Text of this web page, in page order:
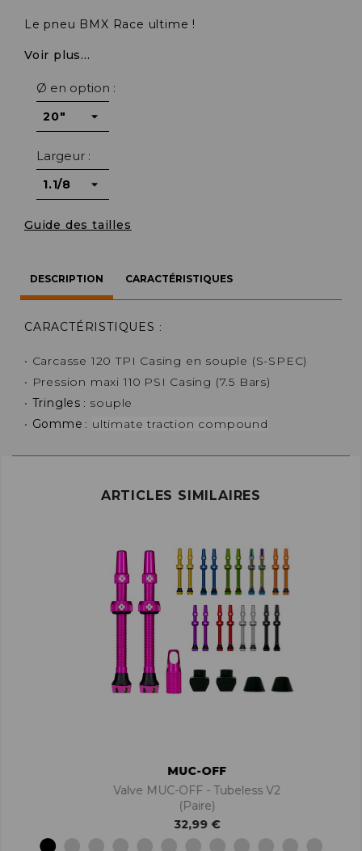
Le pneu BMX Race ultime !
Voir plus...
Ø en option :
Largeur :
Guide des tailles
DESCRIPTION CARACTÉRISTIQUES
CARACTÉRISTIQUES :
• Carcasse 120 TPI Casing en souple (S-SPEC)
• Pression maxi 110 PSI Casing (7.5 Bars)
• Tringles : souple
• Gomme : ultimate traction compound
ARTICLES SIMILAIRES
MUC-OFF
Valve MUC-OFF - Tubeless V2
(paire)
32,99 €